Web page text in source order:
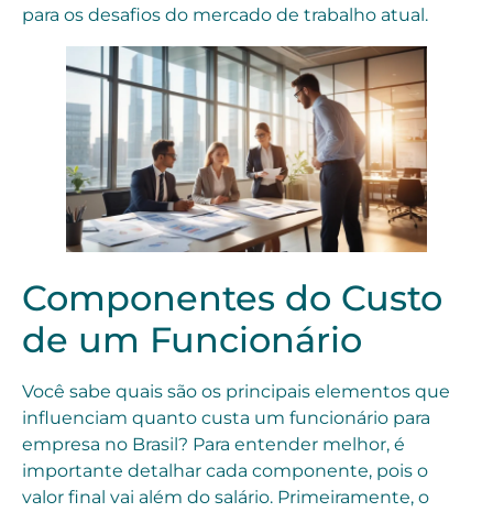
para os desafios do mercado de trabalho atual.
Componentes do Custo
de um Funcionário
Você sabe quais são os principais elementos que
influenciam quanto custa um funcionário para
empresa no Brasil? Para entender melhor, é
importante detalhar cada componente, pois o
valor final vai além do salário. Primeiramente, o